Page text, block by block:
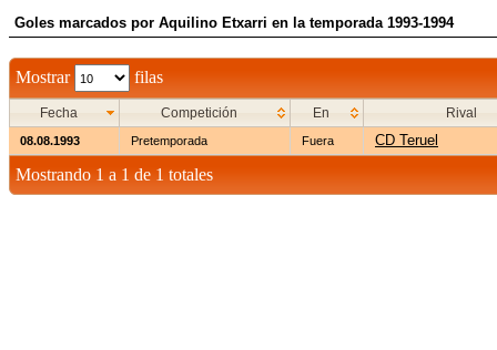
Goles marcados por Aquilino Etxarri en la temporada 1993-1994
Mostrar filas
Fecha Competición En Rival
08.08.1993 Pretemporada Fuera CD Teruel
Mostrando 1 a 1 de 1 totales